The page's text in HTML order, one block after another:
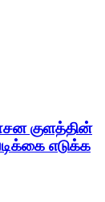
குளத்தின்
எடுக்க